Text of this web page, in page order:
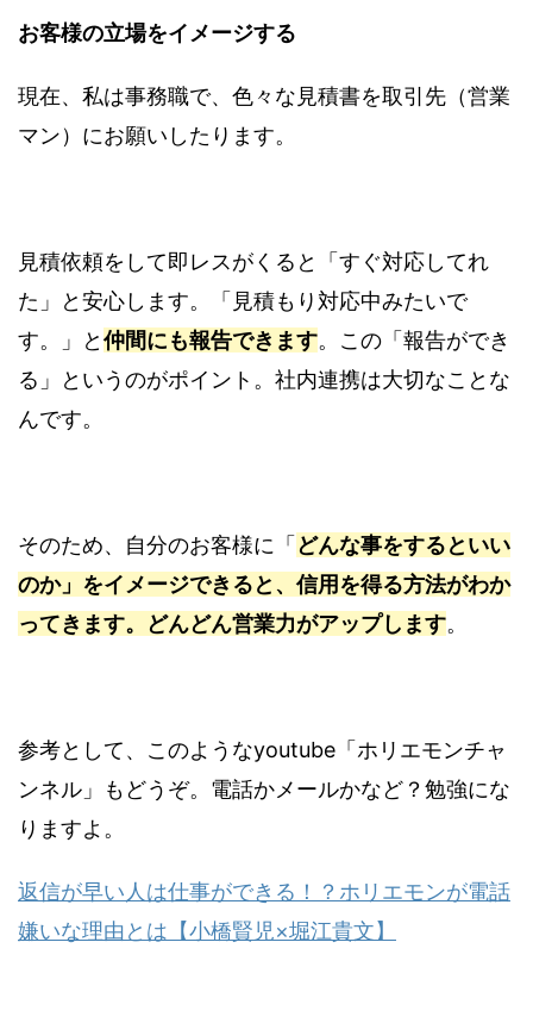
お客様の立場をイメージする
現在、私は事務職で、色々な見積書を取引先（営業
マン）にお願いしたります。
見積依頼をして即レスがくると「すぐ対応してれ
た」と安心します。「見積もり対応中みたいで
す。」と仲間にも報告できます。この「報告ができ
る」というのがポイント。社内連携は大切なことな
んです。
そのため、自分のお客様に「どんな事をするといい
のか」をイメージできると、信用を得る方法がわか
ってきます。どんどん営業力がアップします。
参考として、このようなyoutube「ホリエモンチャ
ンネル」もどうぞ。電話かメールかなど？勉強にな
りますよ。
返信が早い人は仕事ができる！？ホリエモンが電話
嫌いな理由とは【小橋賢児×堀江貴文】